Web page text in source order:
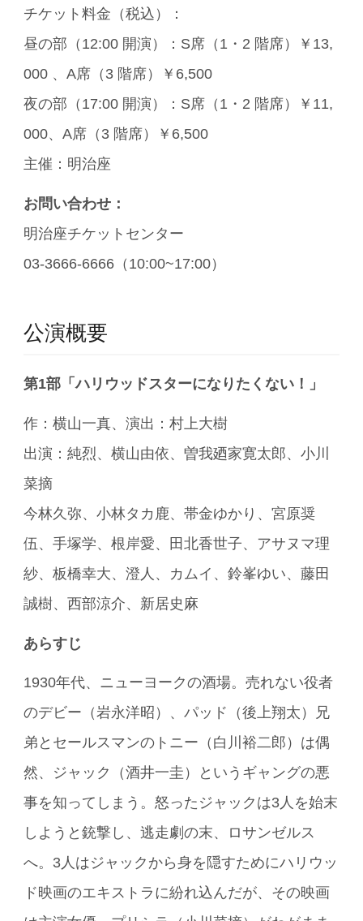
チケット料金（税込）：
昼の部（12:00 開演）：S席（1・2 階席）￥13,
000 、A席（3 階席）￥6,500
夜の部（17:00 開演）：S席（1・2 階席）￥11,
000、A席（3 階席）￥6,500
主催：明治座
お問い合わせ：
明治座チケットセンター
03-3666-6666（10:00~17:00）
公演概要
第1部「ハリウッドスターになりたくない！」
作：横山一真、演出：村上大樹
出演：純烈、横山由依、曽我廼家寛太郎、小川
菜摘
今林久弥、小林タカ鹿、帯金ゆかり、宮原奨
伍、手塚学、根岸愛、田北香世子、アサヌマ理
紗、板橋幸大、澄人、カムイ、鈴峯ゆい、藤田
誠樹、西部涼介、新居史麻
あらすじ
1930年代、ニューヨークの酒場。売れない役者
のデビー（岩永洋昭）、パッド（後上翔太）兄
弟とセールスマンのトニー（白川裕二郎）は偶
然、ジャック（酒井一圭）というギャングの悪
事を知ってしまう。怒ったジャックは3人を始末
しようと銃撃し、逃走劇の末、ロサンゼルス
へ。3人はジャックから身を隠すためにハリウッ
ド映画のエキストラに紛れ込んだが、その映画